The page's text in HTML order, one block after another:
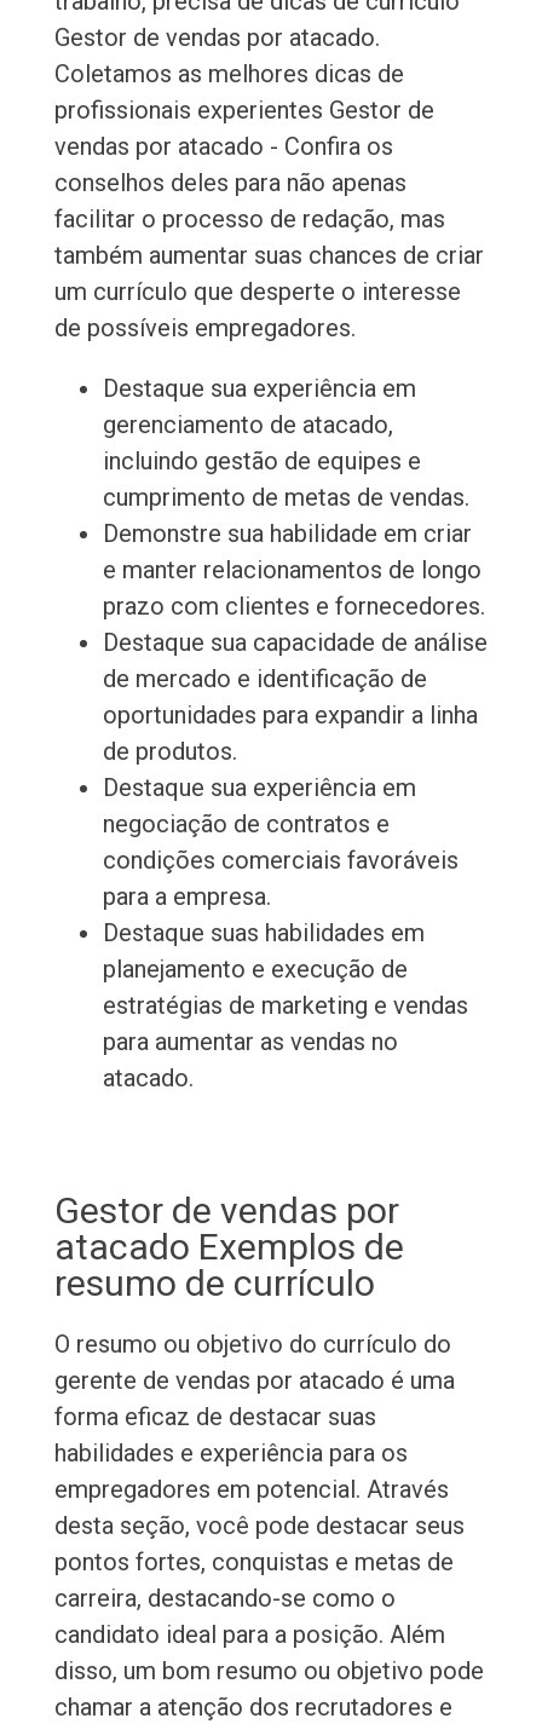
Gestor de vendas por atacado.
Coletamos as melhores dicas de
profissionais experientes Gestor de
vendas por atacado - Confira os
conselhos deles para não apenas
facilitar o processo de redação, mas
também aumentar suas chances de criar
um currículo que desperte o interesse
de possíveis empregadores.
Destaque sua experiência em
gerenciamento de atacado,
incluindo gestão de equipes e
cumprimento de metas de vendas.
Demonstre sua habilidade em criar
e manter relacionamentos de longo
prazo com clientes e fornecedores.
Destaque sua capacidade de análise
de mercado e identificação de
oportunidades para expandir a linha
de produtos.
Destaque sua experiência em
negociação de contratos e
condições comerciais favoráveis
para a empresa.
Destaque suas habilidades em
planejamento e execução de
estratégias de marketing e vendas
para aumentar as vendas no
atacado.
Gestor de vendas por
atacado Exemplos de
resumo de currículo
O resumo ou objetivo do currículo do
gerente de vendas por atacado é uma
forma eficaz de destacar suas
habilidades e experiência para os
empregadores em potencial. Através
desta seção, você pode destacar seus
pontos fortes, conquistas e metas de
carreira, destacando-se como o
candidato ideal para a posição. Além
disso, um bom resumo ou objetivo pode
chamar a atenção dos recrutadores e